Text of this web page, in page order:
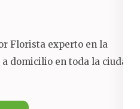
Florista experto en la
domicilio en toda la ciudad